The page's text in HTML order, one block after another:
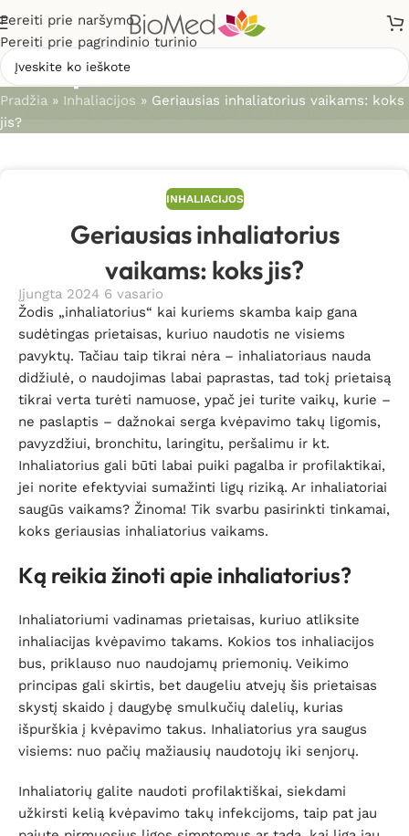
Pereiti prie naršymo
Pereiti prie pagrindinio turinio
Straipsniai
Pradžia » Inhaliacijos » Geriausias inhaliatorius vaikams: koks
jis?
INHALIACIJOS
Geriausias inhaliatorius
vaikams: koks jis?
Įjungta 2024 6 vasario
Žodis „inhaliatorius“ kai kuriems skamba kaip gana
sudėtingas prietaisas, kuriuo naudotis ne visiems
pavyktų. Tačiau taip tikrai nėra – inhaliatoriaus nauda
didžiulė, o naudojimas labai paprastas, tad tokį prietaisą
tikrai verta turėti namuose, ypač jei turite vaikų, kurie –
ne paslaptis – dažnokai serga kvėpavimo takų ligomis,
pavyzdžiui, bronchitu, laringitu, peršalimu ir kt.
Inhaliatorius gali būti labai puiki pagalba ir profilaktikai,
jei norite efektyviai sumažinti ligų riziką. Ar inhaliatoriai
saugūs vaikams? Žinoma! Tik svarbu pasirinkti tinkamai,
koks geriausias inhaliatorius vaikams.
Ką reikia žinoti apie inhaliatorius?
Inhaliatoriumi vadinamas prietaisas, kuriuo atliksite
inhaliacijas kvėpavimo takams. Kokios tos inhaliacijos
bus, priklauso nuo naudojamų priemonių. Veikimo
principas gali skirtis, bet daugeliu atvejų šis prietaisas
skystį skaido į daugybę smulkučių dalelių, kurias
išpurškia į kvėpavimo takus. Inhaliatorius yra saugus
visiems: nuo pačių mažiausių naudotojų iki senjorų.
Inhaliatorių galite naudoti profilaktiškai, siekdami
užkirsti kelią kvėpavimo takų infekcijoms, taip pat jau